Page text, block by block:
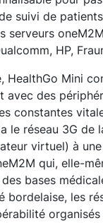
suivi de
serveurs
HP,
HealthGo Mini
avec des
constantes
le réseau 3G de
virtuel) à
qui, elle-
bases
bordelaise, les